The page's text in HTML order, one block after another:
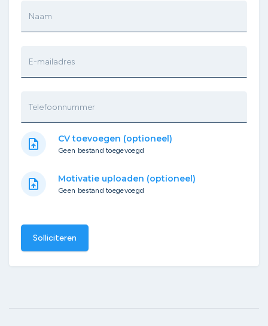
Naam
E-mailadres
Telefoonnummer
upload_file CV toevoegen (optioneel)
Geen bestand toegevoegd
upload_file Motivatie uploaden (optioneel)
Geen bestand toegevoegd
Solliciteren